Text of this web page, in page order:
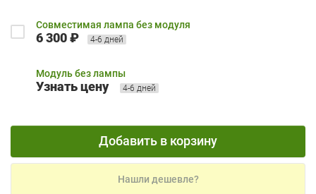
Совместимая лампа без модуля
6 300 ₽ 4-6 дней
Модуль без лампы
Узнать цену 4-6 дней
Добавить в корзину
Нашли дешевле?